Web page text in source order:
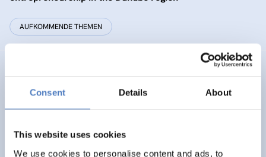
Consent Details About
This website uses cookies
We use cookies to personalise content and ads, to
AUFKOMMENDE THEMEN
Assessing progress towards the ERA integration of the
associated ENP countries
INTERNATIONALE F&I-ZUSAMMENARBEIT